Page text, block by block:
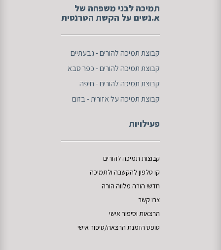
תמיכה לבני משפחה של
א.נשים על הקשת הטרנסית
קבוצת תמיכה להורים - גבעתיים
קבוצת תמיכה להורים - כפר סבא
קבוצת תמיכה להורים - חיפה
קבוצת תמיכה על אזורית - בזום
פעילויות
קבוצות תמיכה להורים
קו טלפון להקשבה ולתמיכה
חדש! הורה מלווה הורה
צרו קשר
הרצאות וסיפור אישי
טופס הזמנת הרצאה/סיפור אישי